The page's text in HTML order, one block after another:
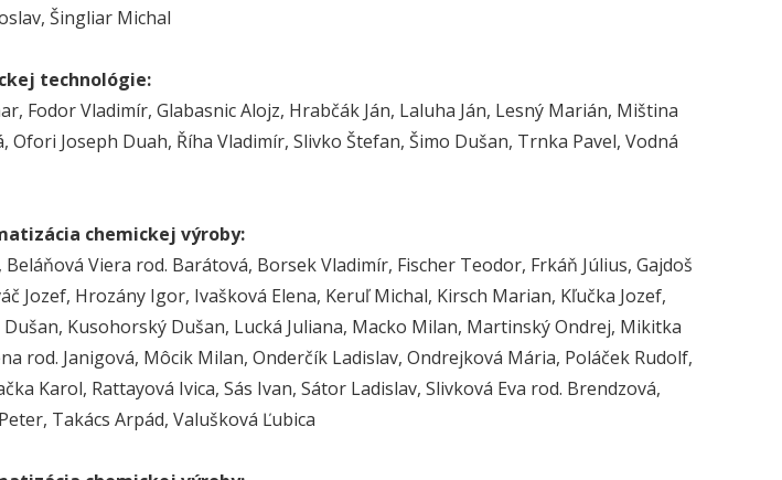
Šingliar Michal
technológie:
Fodor Vladimír, Glabasnic Alojz, Hrabčák Ján, Laluha Ján, Lesný Marián, Miština
Joseph Duah, Říha Vladimír, Slivko Štefan, Šimo Dušan, Trnka Pavel, Vodná
chemickej výroby:
Viera rod. Barátová, Borsek Vladimír, Fischer Teodor, Frkáň Július, Gajdoš
Jozef, Hrozány Igor, Ivašková Elena, Keruľ Michal, Kirsch Marian, Kľučka Jozef,
Dušan, Kusohorský Dušan, Lucká Juliana, Macko Milan, Martinský Ondrej, Mikitka
rod. Janigová, Môcik Milan, Onderčík Ladislav, Ondrejková Mária, Poláček Rudolf,
Karol, Rattayová Ivica, Sás Ivan, Sátor Ladislav, Slivková Eva rod. Brendzová,
Takács Arpád, Valušková Ľubica